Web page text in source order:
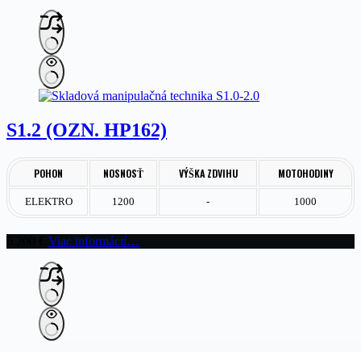
S1.2 (OZN. HP162)
POHON NOSNOSŤ VÝŠKA ZDVIHU MOTOHODINY
ELEKTRO 1200 - 1000
Viac informácií…